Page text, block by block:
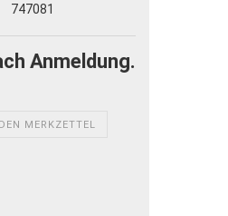
747081
Anmeldung.
MERKZETTEL